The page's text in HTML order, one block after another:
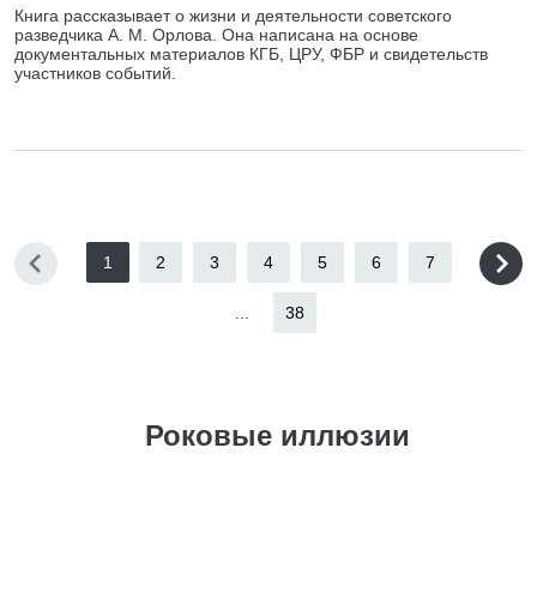
Книга рассказывает о жизни и деятельности советского
разведчика А. М. Орлова. Она написана на основе
документальных материалов КГБ, ЦРУ, ФБР и свидетельств
участников событий.
1 2 3 4 5 6 7
38
Роковые иллюзии